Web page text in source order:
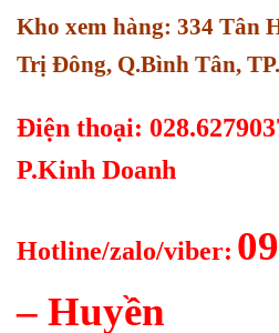
Kho xem hàng: 334 Tân
Trị Đông, Q.Bình Tân,
Điện thoại:
P.Kinh Doanh
Hotline/zalo/viber:
– Huyền